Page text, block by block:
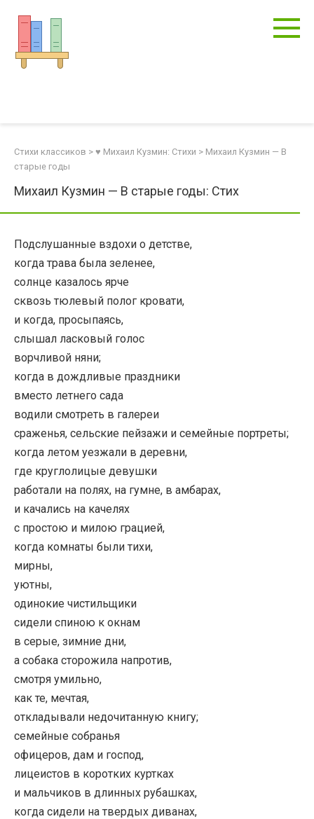
контенту
Стихи классиков > ♥ Михаил Кузмин: Стихи > Михаил Кузмин — В
старые годы
Михаил Кузмин — В старые годы: Стих
Подслушанные вздохи о детстве,
когда трава была зеленее,
солнце казалось ярче
сквозь тюлевый полог кровати,
и когда, просыпаясь,
слышал ласковый голос
ворчливой няни;
когда в дождливые праздники
вместо летнего сада
водили смотреть в галереи
сраженья, сельские пейзажи и семейные портреты;
когда летом уезжали в деревни,
где круглолицые девушки
работали на полях, на гумне, в амбарах,
и качались на качелях
с простою и милою грацией,
когда комнаты были тихи,
мирны,
уютны,
одинокие чистильщики
сидели спиною к окнам
в серые, зимние дни,
а собака сторожила напротив,
смотря умильно,
как те, мечтая,
откладывали недочитанную книгу;
семейные собранья
офицеров, дам и господ,
лицеистов в коротких куртках
и мальчиков в длинных рубашках,
когда сидели на твердых диванах,